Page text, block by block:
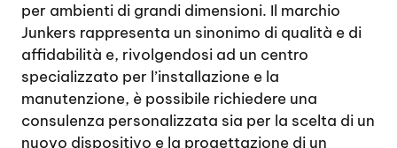
per ambienti di grandi dimensioni. Il marchio
Junkers rappresenta un sinonimo di qualità e di
affidabilità e, rivolgendosi ad un centro
specializzato per l’installazione e la
manutenzione, è possibile richiedere una
consulenza personalizzata sia per la scelta di un
nuovo dispositivo e la progettazione di un